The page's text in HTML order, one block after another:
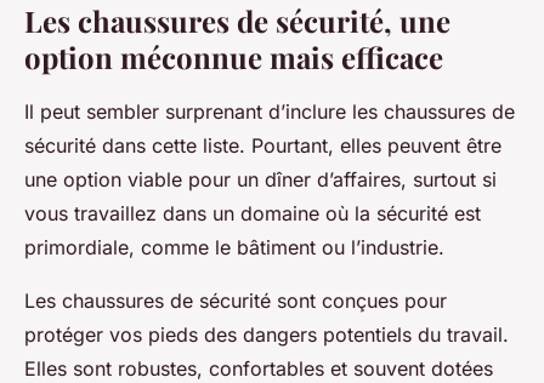
Les chaussures de sécurité, une
option méconnue mais efficace
Il peut sembler surprenant d’inclure les chaussures de
sécurité dans cette liste. Pourtant, elles peuvent être
une option viable pour un dîner d’affaires, surtout si
vous travaillez dans un domaine où la sécurité est
primordiale, comme le bâtiment ou l’industrie.
Les chaussures de sécurité sont conçues pour
protéger vos pieds des dangers potentiels du travail.
Elles sont robustes, confortables et souvent dotées